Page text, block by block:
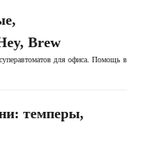
Brew
для офиса. Помощь в
темперы,